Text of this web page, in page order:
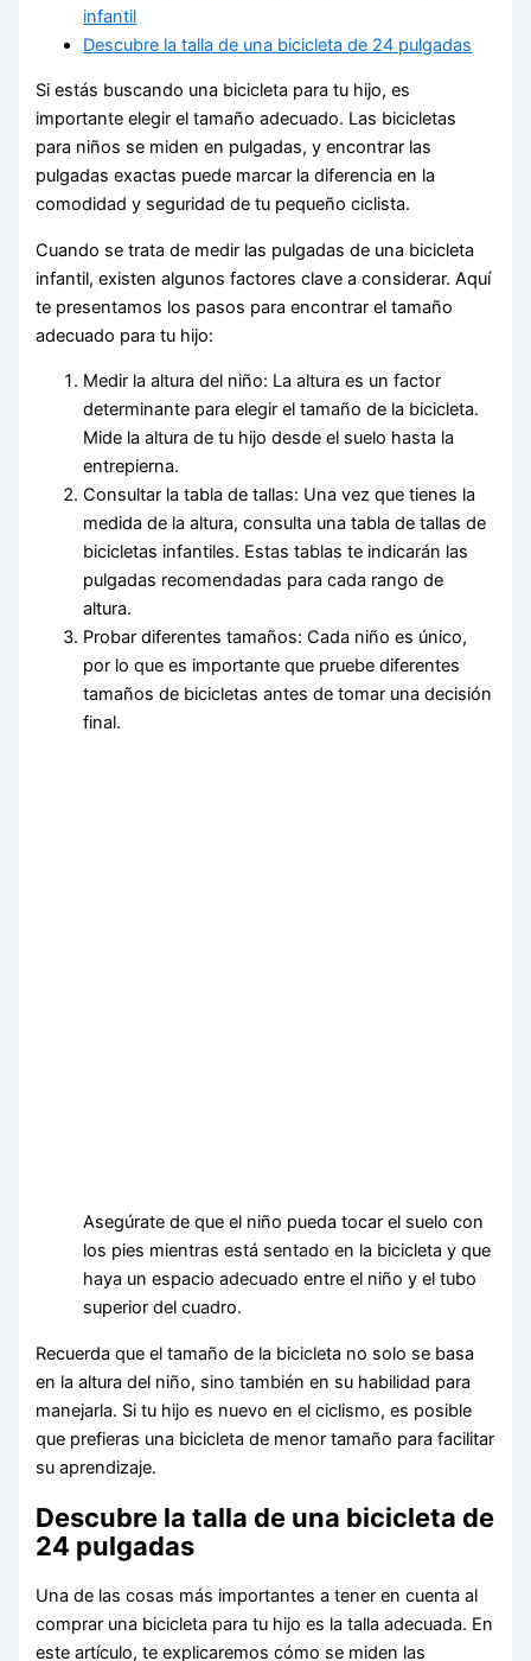
infantil
Descubre la talla de una bicicleta de 24 pulgadas
Si estás buscando una bicicleta para tu hijo, es
importante elegir el tamaño adecuado. Las bicicletas
para niños se miden en pulgadas, y encontrar las
pulgadas exactas puede marcar la diferencia en la
comodidad y seguridad de tu pequeño ciclista.
Cuando se trata de medir las pulgadas de una bicicleta
infantil, existen algunos factores clave a considerar. Aquí
te presentamos los pasos para encontrar el tamaño
adecuado para tu hijo:
Medir la altura del niño: La altura es un factor
determinante para elegir el tamaño de la bicicleta.
Mide la altura de tu hijo desde el suelo hasta la
entrepierna.
Consultar la tabla de tallas: Una vez que tienes la
medida de la altura, consulta una tabla de tallas de
bicicletas infantiles. Estas tablas te indicarán las
pulgadas recomendadas para cada rango de
altura.
Probar diferentes tamaños: Cada niño es único,
por lo que es importante que pruebe diferentes
tamaños de bicicletas antes de tomar una decisión
final.
Asegúrate de que el niño pueda tocar el suelo con
los pies mientras está sentado en la bicicleta y que
haya un espacio adecuado entre el niño y el tubo
superior del cuadro.
Recuerda que el tamaño de la bicicleta no solo se basa
en la altura del niño, sino también en su habilidad para
manejarla. Si tu hijo es nuevo en el ciclismo, es posible
que prefieras una bicicleta de menor tamaño para facilitar
su aprendizaje.
Descubre la talla de una bicicleta de
24 pulgadas
Una de las cosas más importantes a tener en cuenta al
comprar una bicicleta para tu hijo es la talla adecuada. En
este artículo, te explicaremos cómo se miden las